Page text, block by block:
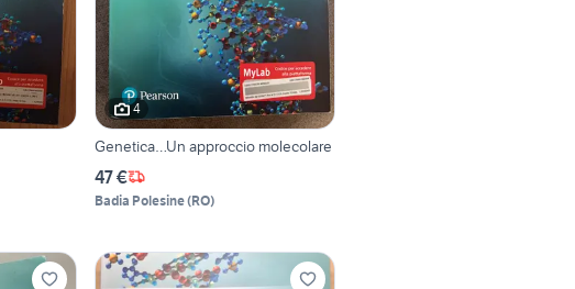
4
Genetica…Un approccio molecolare
47 €
Badia Polesine(RO)